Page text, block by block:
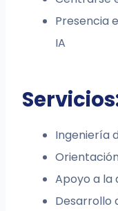
Presencia
IA
Ingeniería
Apoyo a la
Desarrollo